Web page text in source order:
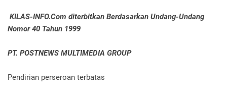
KILAS-INFO.Com diterbitkan Berdasarkan Undang-Undang
Nomor 40 Tahun 1999
PT. POSTNEWS MULTIMEDIA GROUP
Pendirian perseroan terbatas